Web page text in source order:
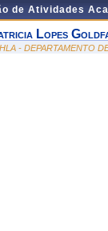
de Atividades
Lopes
- DEPARTAMENTO